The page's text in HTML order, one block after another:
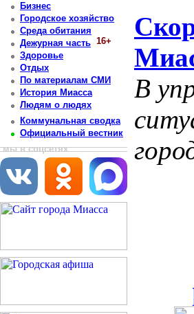
Бизнес
Городское хозяйство
Среда обитания
Дежурная часть 16+
Здоровье
Отдых
По материалам СМИ
История Миасса
Людям о людях
Коммунальная сводка
Официальный вестник
мы в соцсетях
В